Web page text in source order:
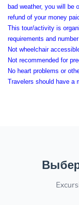
bad weather, you will be
refund of your money
This tour/activity is
requirements and
Not wheelchair
Not recommended for
No heart problems or
Travelers should have a